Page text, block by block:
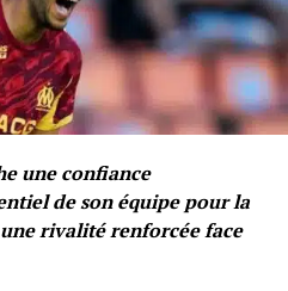
une confiance
de son équipe pour la
rivalité renforcée face